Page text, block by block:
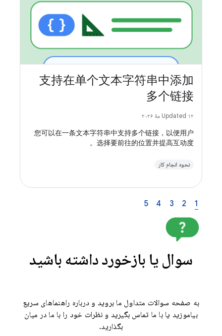
支持在单个文本字符串中添加
多个链接
Updated ۱۲ مهٔ ۲۰۲۶
您可以在一条文本字符串中支持多个链接，以便用户
选择要前往的位置并提高互动度。
نحوه انجام کار
1
2
3
4
5
سوال یا بازخورد داشته باشید
به صفحه سوالات متداول ما بروید و درباره راهنماهای سریع
بیاموزید یا با ما تماس بگیرید و نظرات خود را با ما در میان
بگذارید.